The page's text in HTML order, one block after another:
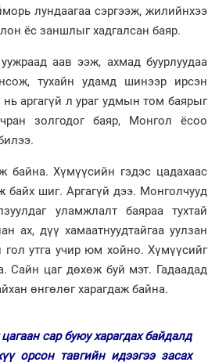
лундаагаа сэргээж, жилийнхээ
ёс заншлыг хадгалсан баяр.
аав ээж, ахмад буурлуудаа
тухайн удамд шинээр ирсэн
аргагүй л ураг удмын том баярыг
золгодог баяр, Монгол ёсоо
байна. Хүмүүсийн гэдэс цадахаас
байх шиг. Аргагүй дээ. Монголчууд
уламжлалт баяраа тухтай
ах, дүү хамаат­нуудтайгаа уулзан
гол утга учир юм хойно. Хү­мүү­сийг
Сайн цаг дөхөж буй мэт. Гадаа­дад
өнгөлөг харагдаж байна.
сар буюу харагдах байдалд
орсон тавгийн идээгээ засах